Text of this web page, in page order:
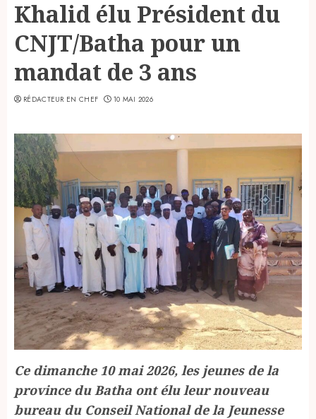
Khalid élu Président du
CNJT/Batha pour un
mandat de 3 ans
RÉDACTEUR EN CHEF 10 MAI 2026
Ce dimanche 10 mai 2026, les jeunes de la
province du Batha ont élu leur nouveau
bureau du Conseil National de la Jeunesse